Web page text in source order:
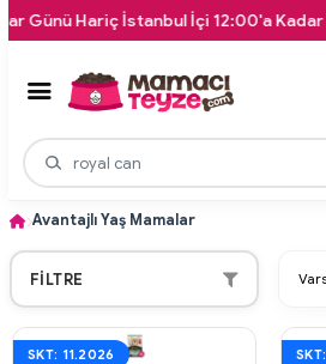
Hariç İstanbul İçi 12:00'a Kadar
Avantajlı Yaş Mamalar
FILTRE
SKT: 11.2026